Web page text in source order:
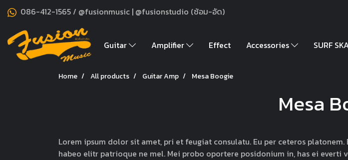
086-412-1565 / @fusionmusic | @fusionstudio (ซ้อม-อัด)
Guitar Amplifier Effect Accessories SURF
Home All products Guitar Amp Mesa Boogie
Mesa
Lorem ipsum dolor sit amet, pri et feugiat consulatu. Eu per ceteros
habeo elitr patrioque ne mel. Mei probo oportere posidonium in, has ei everti